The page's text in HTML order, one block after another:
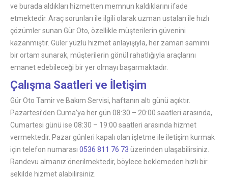
ve burada aldıkları hizmetten memnun kaldıklarını ifade
etmektedir. Araç sorunları ile ilgili olarak uzman ustaları ile hızlı
çözümler sunan Gür Oto, özellikle müşterilerin güvenini
kazanmıştır. Güler yüzlü hizmet anlayışıyla, her zaman samimi
bir ortam sunarak, müşterilerin gönül rahatlığıyla araçlarını
emanet edebileceği bir yer olmayı başarmaktadır.
Çalışma Saatleri ve İletişim
Gür Oto Tamir ve Bakım Servisi, haftanın altı günü açıktır.
Pazartesi’den Cuma’ya her gün 08:30 – 20:00 saatleri arasında,
Cumartesi günü ise 08:30 – 19:00 saatleri arasında hizmet
vermektedir. Pazar günleri kapalı olan işletme ile iletişim kurmak
için telefon numarası 0536 811 76 73 üzerinden ulaşabilirsiniz.
Randevu almanız önerilmektedir, böylece beklemeden hızlı bir
şekilde hizmet alabilirsiniz.